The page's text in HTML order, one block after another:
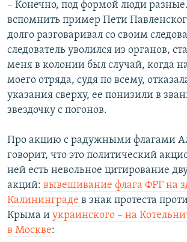
– Конечно, под формой люди
вспомнить пример Пети
долго разговаривал со своим
следователь уволился из органов,
меня в колонии был случай, когда
моего отряда, судя по всему,
указания сверху, ее понизили в
звездочку с погонов.
Про акцию с радужными флагами
говорит, что это политический
ней есть невольное цитирование
акций: вывешивание флага ФРГ на
Калининграде в знак протеста
Крыма и украинского – на
в Москве: